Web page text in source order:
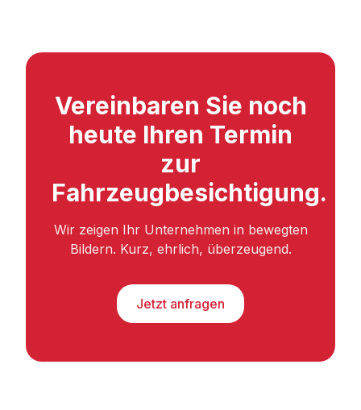
Vereinbaren Sie noch
heute Ihren Termin
zur
Fahrzeugbesichtigung.
Wir zeigen Ihr Unternehmen in bewegten
Bildern. Kurz, ehrlich, überzeugend.
Jetzt anfragen